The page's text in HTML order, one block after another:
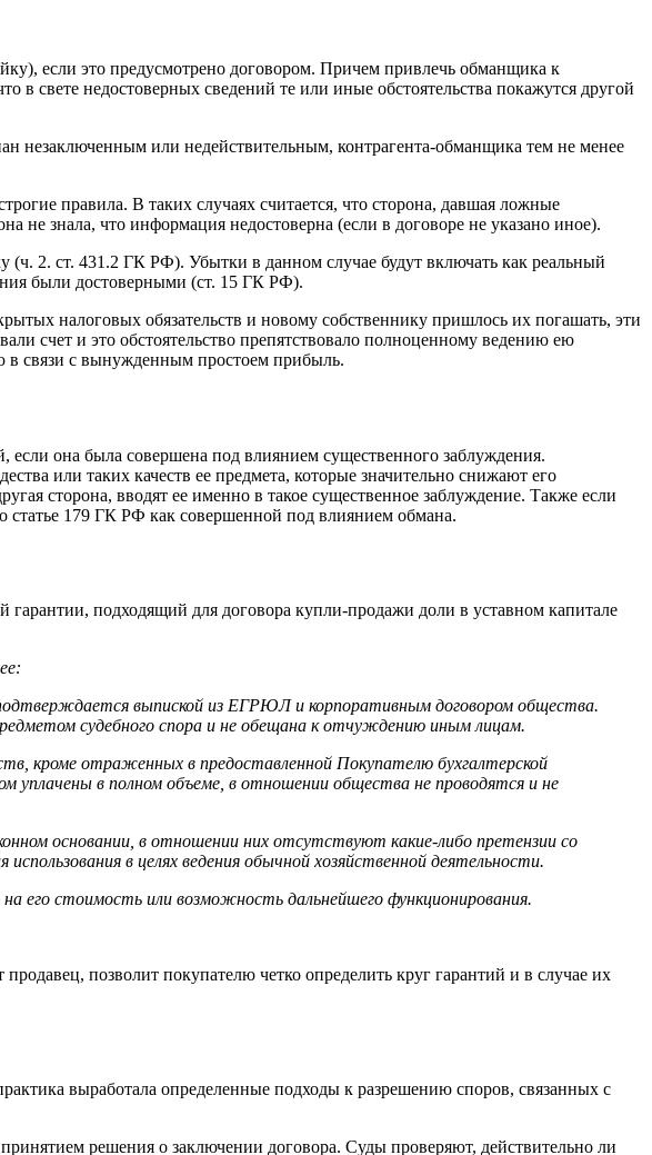
если это предусмотрено договором. Причем привлечь обманщика к
в свете недостоверных сведений те или иные обстоятельства покажутся другой
незаключенным или недействительным, контрагента-обманщика тем не менее
правила. В таких случаях считается, что сторона, давшая ложные
не знала, что информация недостоверна (если в договоре не указано иное).
(ч. 2. ст. 431.2 ГК РФ). Убытки в данном случае будут включать как реальный
были достоверными (ст. 15 ГК РФ).
налоговых обязательств и новому собственнику пришлось их погашать, эти
счет и это обстоятельство препятствовало полноценному ведению ею
в связи с вынужденным простоем прибыль.
если она была совершена под влиянием существенного заблуждения.
или таких качеств ее предмета, которые значительно снижают его
сторона, вводят ее именно в такое существенное заблуждение. Также если
статье 179 ГК РФ как совершенной под влиянием обмана.
гарантии, подходящий для договора купли-продажи доли в уставном капитале
выпиской из ЕГРЮЛ и корпоративным договором общества.
судебного спора и не обещана к отчуждению иным лицам.
кроме отраженных в предоставленной Покупателю бухгалтерской
уплачены в полном объеме, в отношении общества не проводятся и не
основании, в отношении них отсутствуют какие-либо претензии со
использования в целях ведения обычной хозяйственной деятельности.
его стоимость или возможность дальнейшего функционирования.
позволит покупателю четко определить круг гарантий и в случае их
выработала определенные подходы к разрешению споров, связанных с
решения о заключении договора. Суды проверяют, действительно ли